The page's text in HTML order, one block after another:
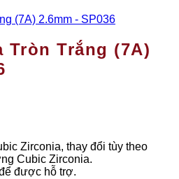
Trắng (7A)
Zirconia, thay đổi tùy theo
Cubic Zirconia.
được hỗ trợ.